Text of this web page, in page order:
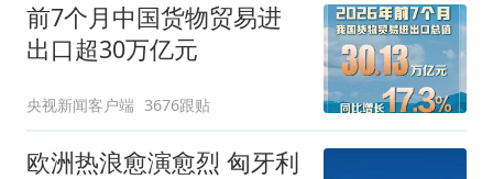
前7个月中国货物贸易进
出口超30万亿元
央视新闻客户端 3676跟贴
欧洲热浪愈演愈烈 匈牙利